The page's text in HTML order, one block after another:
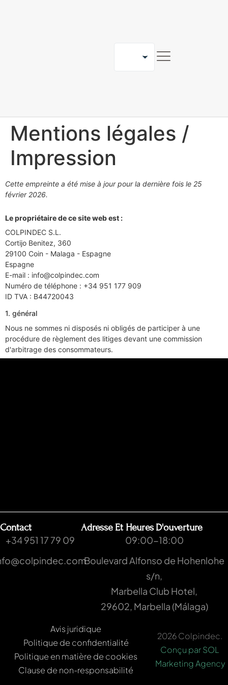
Mentions légales /
Impression
Cette empreinte a été mise à jour pour la dernière fois le 25
février 2026.
Le propriétaire de ce site web est :
COLPINDEC S.L.
Cortijo Benitez, 360
29100 Coin - Malaga - Espagne
Espagne
E-mail : info@colpindec.com
Numéro de téléphone : +34 951 177 909
ID TVA : B44720043
1. général
Nous ne sommes ni disposés ni obligés de participer à une
procédure de règlement des litiges devant une commission
d'arbitrage des consommateurs.
Contact
+34 951 17 79 09
Adresse Et Heures D'ouverture
09:00-18:00
Boulevard Alfonso de Hohenlohe
s/n,
Marbella Club Hotel,
29602, Marbella (Málaga)
2026 Colpindec.
Conçu par SOL
Marketing Agency
Avis juridique
Politique de confidentialité
Politique en matière de cookies
Clause de non-responsabilité